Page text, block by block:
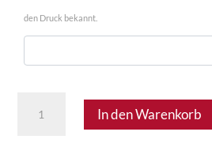
den Druck bekannt.
In den Warenkorb